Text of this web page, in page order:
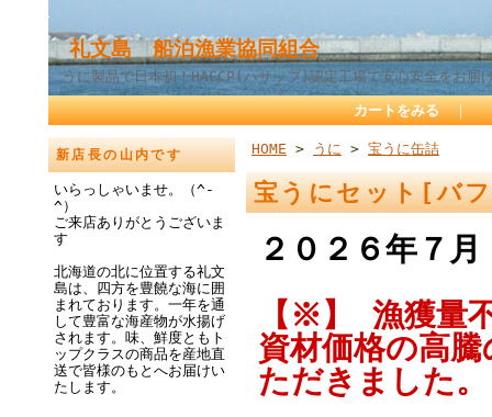
礼文島 船泊漁業協同組合
うに製品で日本初！HACCP(ハサップ)認定工場で安心安全をお届
カートをみる ｜
新店長の山内です
いらっしゃいませ。（^-
^）
ご来店ありがとうございま
す
北海道の北に位置する礼文
島は、四方を豊饒な海に囲
まれております。一年を通
して豊富な海産物が水揚げ
されます。味、鮮度ともト
ップクラスの商品を産地直
送で皆様のもとへお届けい
たします。
HOME > うに > 宝うに缶詰
宝うにセット[バ
２０２６年７
【※】 漁獲量
資材価格の高
ただきました。